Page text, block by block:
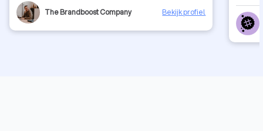
The Brandboost Company Bekijk profiel
flink